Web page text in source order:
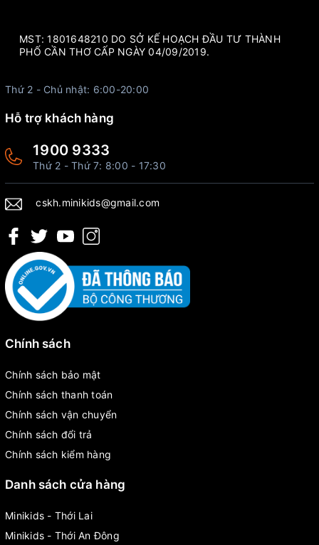
MST: 1801648210 DO SỞ KẾ HOẠCH ĐẦU TƯ THÀNH
PHỐ CẦN THƠ CẤP NGÀY 04/09/2019.
Thứ 2 - Chủ nhật: 6:00-20:00
Hỗ trợ khách hàng
1900 9333
Thứ 2 - Thứ 7: 8:00 - 17:30
cskh.minikids@gmail.com
Chính sách
Chính sách bảo mật
Chính sách thanh toán
Chính sách vận chuyển
Chính sách đổi trả
Chính sách kiểm hàng
Danh sách cửa hàng
Minikids - Thới Lai
Minikids - Thới An Đông